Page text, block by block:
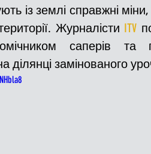
Свята Поліція
із землі справжні
Журналісти ITV
саперів та
ділянці замінованого